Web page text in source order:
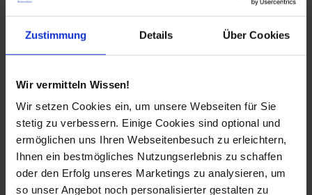
Zustimmung Details Über Cookies
Wir vermitteln Wissen!
Wir setzen Cookies ein, um unsere Webseiten für Sie
stetig zu verbessern. Einige Cookies sind optional und
ermöglichen uns Ihren Webseitenbesuch zu erleichtern,
Ihnen ein bestmögliches Nutzungserlebnis zu schaffen
oder den Erfolg unseres Marketings zu analysieren, um
so unser Angebot noch personalisierter gestalten zu
E-Mail-Adresse *
des VDI Wissensforums informiert werden und erteile diesbezüglich
Informationen über die Verarbeitung deiner
personenbezogenen Daten findest du in der
Datenschutzerklärung